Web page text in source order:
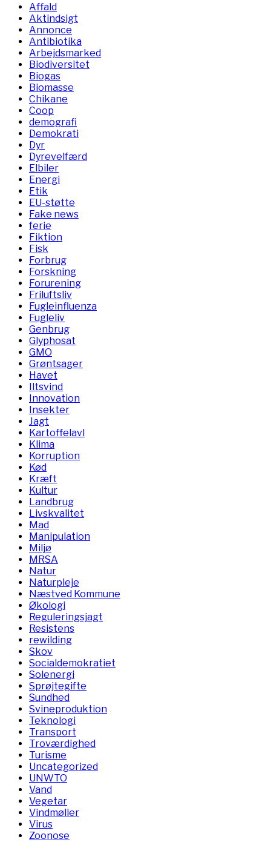
Affald
Aktindsigt
Annonce
Antibiotika
Arbejdsmarked
Biodiversitet
Biogas
Biomasse
Chikane
Coop
demografi
Demokrati
Dyr
Dyrevelfærd
Elbiler
Energi
Etik
EU-støtte
Fake news
ferie
Fiktion
Fisk
Forbrug
Forskning
Forurening
Friluftsliv
Fugleinfluenza
Fugleliv
Genbrug
Glyphosat
GMO
Grøntsager
Havet
Iltsvind
Innovation
Insekter
Jagt
Kartoffelavl
Klima
Korruption
Kød
Kræft
Kultur
Landbrug
Livskvalitet
Mad
Manipulation
Miljø
MRSA
Natur
Naturpleje
Næstved Kommune
Økologi
Reguleringsjagt
Resistens
rewilding
Skov
Socialdemokratiet
Solenergi
Sprøjtegifte
Sundhed
Svineproduktion
Teknologi
Transport
Troværdighed
Turisme
Uncategorized
UNWTO
Vand
Vegetar
Vindmøller
Virus
Zoonose